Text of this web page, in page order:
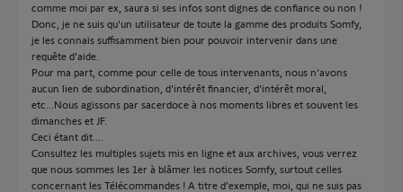
comme moi par ex, saura si ses infos sont dignes de confiance ou non !
Donc, je ne suis qu'un utilisateur de toute la gamme des produits Somfy,
je les connais suffisamment bien pour pouvoir intervenir dans une
requête d'aide.
Pour ma part, comme pour celle de tous intervenants, nous n'avons
aucun lien de subordination, d'intérêt financier, d'intérêt moral,
etc...Nous agissons par sacerdoce à nos moments libres et souvent les
dimanches et JF.
Ceci étant dit....
Consultez les multiples sujets mis en ligne et aux archives, vous verrez
que nous sommes les 1er à blâmer les notices Somfy, surtout celles
concernant les Télécommandes ! A titre d'exemple, moi, qui ne suis pas